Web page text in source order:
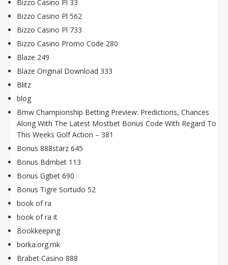
Bizzo Casino Pl 33
Bizzo Casino Pl 562
Bizzo Casino Pl 733
Bizzo Casino Promo Code 280
Blaze 249
Blaze Original Download 333
Blitz
blog
Bmw Championship Betting Preview: Predictions, Chances
Along With The Latest Mostbet Bonus Code With Regard To
This Weeks Golf Action – 381
Bonus 888starz 645
Bonus Bdmbet 113
Bonus Ggbet 690
Bonus Tigre Sortudo 52
book of ra
book of ra it
Bookkeeping
borka.org.mk
Brabet Casino 888